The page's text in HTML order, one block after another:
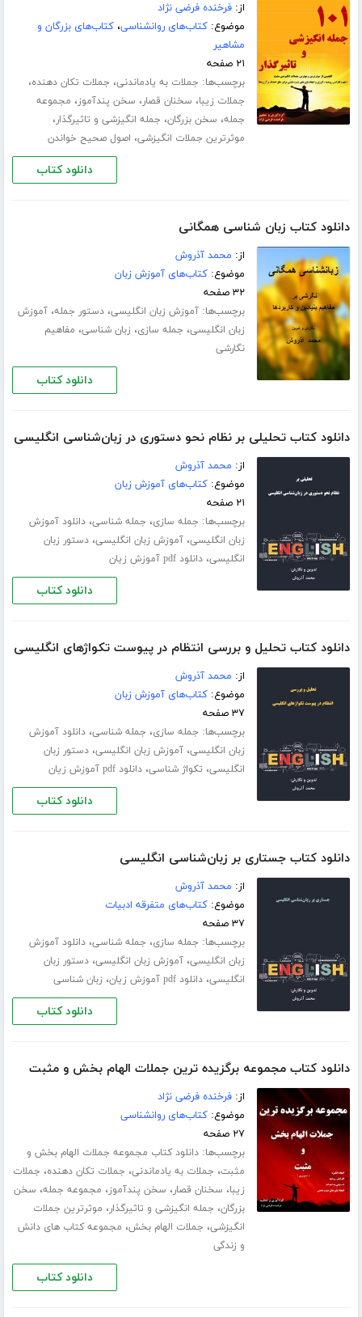
از:فرخنده فرضی نژاد
موضوع:کتاب‌های روانشناسی،کتاب‌های بزرگان و
مشاهیر
۲۱ صفحه
برچسب‌ها: جملات به یادماندنی، جملات تکان دهنده،
جملات زیبا، سخنان قصار، سخن پندآموز، مجموعه
جمله، سخن بزرگان، جمله انگیزشی و تاثیرگذار،
موثرترین جملات انگیزشی، اصول صحیح خواندن
دانلود کتاب
دانلود کتاب زبان شناسی همگانی
از: محمد آذروش
موضوع:کتاب‌های آموزش زبان
۳۲ صفحه
برچسب‌ها:آموزش زبان انگلیسی،دستور جمله،آموزش
زبان انگلیسی، جمله سازی، زبان شناسی، مفاهیم
نگارشی
دانلود کتاب
دانلود کتاب تحلیلی بر نظام نحو دستوری در زبان‌شناسی انگلیسی
از: محمد آذروش
موضوع:کتاب‌های آموزش زبان
۲۱ صفحه
برچسب‌ها: جمله سازی، جمله شناسی،دانلود آموزش
زبان انگلیسی،آموزش زبان انگلیسی،دستور زبان
انگلیسی،دانلود pdf آموزش زیان
دانلود کتاب
دانلود کتاب تحلیل و بررسی انتظام در پیوست تکواژهای انگلیسی
از: محمد آذروش
موضوع:کتاب‌های آموزش زبان
۳۷ صفحه
برچسب‌ها: جمله سازی، جمله شناسی،دانلود آموزش
زبان انگلیسی،آموزش زبان انگلیسی،دستور زبان
انگلیسی، تکواژ شناسی،دانلود pdf آموزش زیان
دانلود کتاب
دانلود کتاب جستاری بر زبان‌شناسی انگلیسی
از: محمد آذروش
موضوع:کتاب‌های متفرقه ادبیات
۳۷ صفحه
برچسب‌ها: جمله سازی، جمله شناسی،دانلود آموزش
زبان انگلیسی،آموزش زبان انگلیسی،دستور زبان
انگلیسی،دانلود pdf آموزش زیان ، زبان شناسی
دانلود کتاب
دانلود کتاب مجموعه برگزیده ترین جملات الهام بخش و مثبت
از:فرخنده فرضی نژاد
موضوع:کتاب‌های روانشناسی
۲۷ صفحه
برچسب‌ها:دانلود کتاب مجموعه جملات الهام بخش و
مثبت، جملات به یادماندنی، جملات تکان دهنده، جملات
زیبا، سخنان قصار، سخن پندآموز، مجموعه جمله، سخن
بزرگان، جمله انگیزشی و تاثیرگذار، موثرترین جملات
انگیزشی، جملات الهام بخش، مجموعه کتاب های دانش
و زندگی
دانلود کتاب